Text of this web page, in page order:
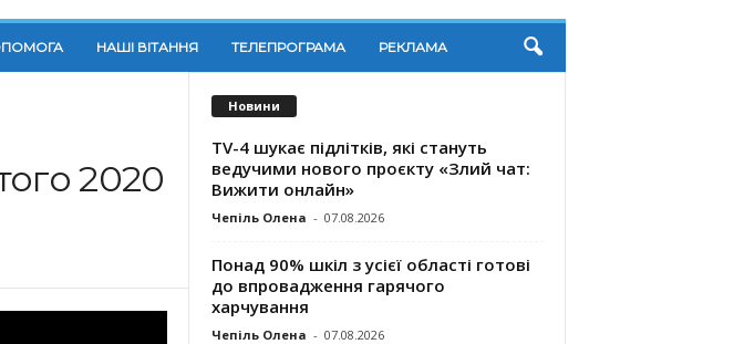
НАШІ ВІТАННЯ ТЕЛЕПРОГРАМА РЕКЛАМА
2020
Новини
TV-4 шукає підлітків, які стануть
ведучими нового проєкту «Злий чат:
Вижити онлайн»
Чепіль Олена - 07.08.2026
Понад 90% шкіл з усієї області готові
до впровадження гарячого
харчування
Чепіль Олена - 07.08.2026